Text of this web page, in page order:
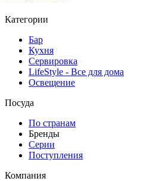
Категории
Бар
Кухня
Сервировка
LifeStyle - Все для дома
Освещение
Посуда
По странам
Бренды
Серии
Поступления
Компания